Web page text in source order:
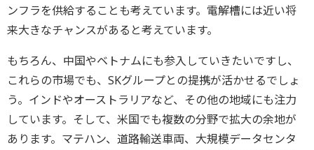
ンフラを供給することも考えています。電解槽には近い将
来大きなチャンスがあると考えています。
もちろん、中国やベトナムにも参入していきたいですし、
これらの市場でも、SKグループとの提携が活かせるでしょ
う。インドやオーストラリアなど、その他の地域にも注力
しています。そして、米国でも複数の分野で拡大の余地が
あります。マテハン、道路輸送車両、大規模データセンタ